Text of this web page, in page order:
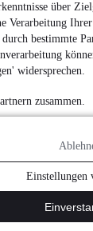
über
Verarbeitung
bestimmte
widersprechen.
zusammen.
Einstellungen